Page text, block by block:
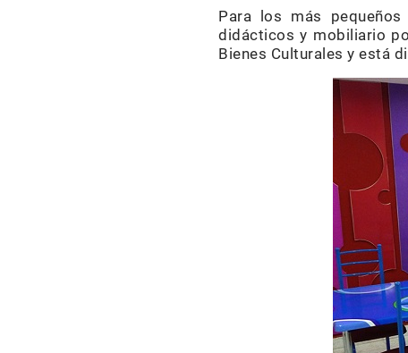
Para los más
didácticos y mobiliario
Bienes Culturales y está